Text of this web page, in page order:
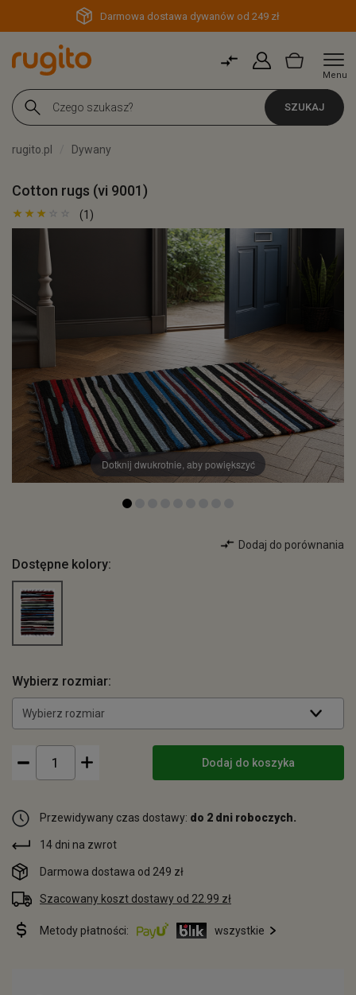
Darmowa dostawa dywanów od 249 zł
Menu
SZUKAJ
rugito.pl Dywany
Cotton rugs (vi 9001)
(1)
Dotknij dwukrotnie, aby powiększyć
Dodaj do porównania
Dostępne kolory:
Wybierz rozmiar:
Wybierz rozmiar
Dodaj do koszyka
Przewidywany czas dostawy: do 2 dni roboczych.
14 dni na zwrot
Darmowa dostawa od 249 zł
Szacowany koszt dostawy od 22.99 zł
Metody płatności: wszystkie